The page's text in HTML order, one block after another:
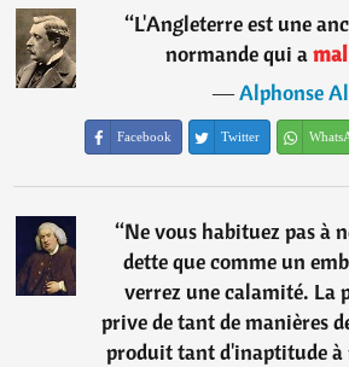
“L'Angleterre est une
normande qui amal
―Alphonse
Facebook Twitter
“Ne vous habituez pas à
dette que comme un
verrez une calamité. La
prive de tant de manières
produit tant d'inaptitude à